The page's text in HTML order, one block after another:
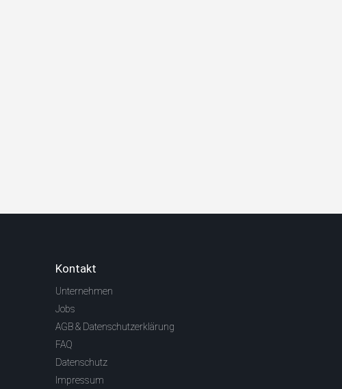
Kontakt
Unternehmen
Jobs
AGB & Datenschutzerklärung
FAQ
Datenschutz
Impressum